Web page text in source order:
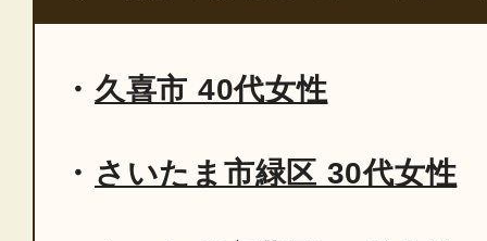
久喜市 40代女性
さいたま市緑区 30代女性